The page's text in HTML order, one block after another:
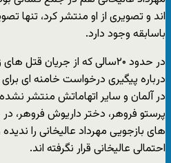
اند و تصویری از او منتشر کرد، تنها
باسابقه وجود دارد.
در حدود ۲۰سالی که از جریان
درباره پیگیری درخواست خامنه ای
در آلمان و سایر اتهاماتش منتشر
پرستو فروهر، دختر داریوش فروهر،
های بازجویی مهرداد عالیخانی را ندیده
احتمالی عالیخانی قرار نگرفته اند.